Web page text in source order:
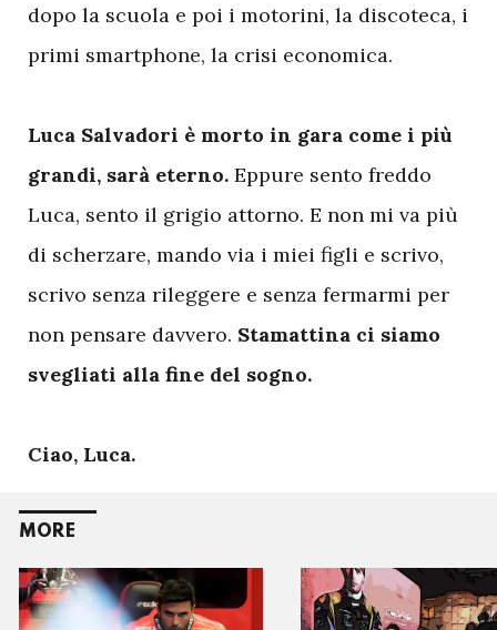
dopo la scuola e poi i motorini, la discoteca, i
primi smartphone, la crisi economica.
Luca Salvadori è morto in gara come i più
grandi, sarà eterno. Eppure sento freddo
Luca, sento il grigio attorno. E non mi va più
di scherzare, mando via i miei figli e scrivo,
scrivo senza rileggere e senza fermarmi per
non pensare davvero. Stamattina ci siamo
svegliati alla fine del sogno.
Ciao, Luca.
MORE